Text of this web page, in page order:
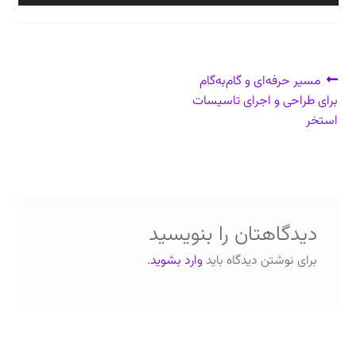
راهبری
نوشته
نوشتهٔ
قبلی:
مسیر حرفه‌ای و گام‌به‌گام
برای طراحی و اجرای تاسیسات
استخر
دیدگاهتان را بنویسید
برای نوشتن دیدگاه باید وارد بشوید.